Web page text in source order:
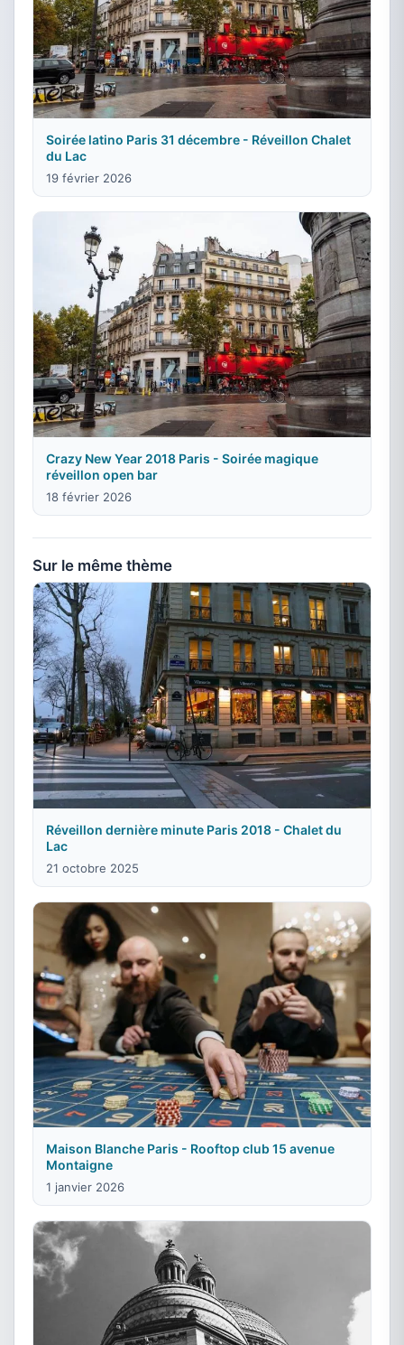
Soirée latino Paris 31 décembre - Réveillon Chalet
du Lac
19 février 2026
Crazy New Year 2018 Paris - Soirée magique
réveillon open bar
18 février 2026
Sur le même thème
Réveillon dernière minute Paris 2018 - Chalet du
Lac
21 octobre 2025
Maison Blanche Paris - Rooftop club 15 avenue
Montaigne
1 janvier 2026